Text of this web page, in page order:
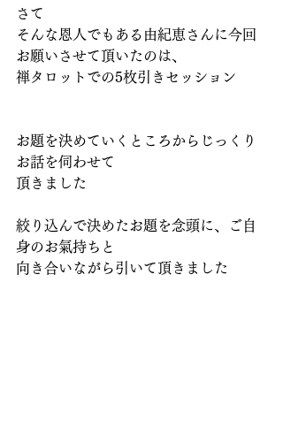
さて
そんな恩人でもある由紀恵さんに今回
お願いさせて頂いたのは、
禅タロットでの5枚引きセッション
お題を決めていくところからじっくり
お話を伺わせて
頂きました
絞り込んで決めたお題を念頭に、ご自
身のお氣持ちと
向き合いながら引いて頂きました